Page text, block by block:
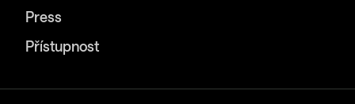
Press
Přístupnost